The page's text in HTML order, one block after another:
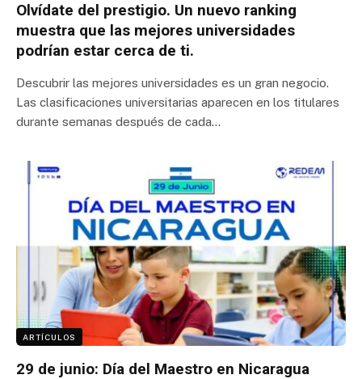
Olvídate del prestigio. Un nuevo ranking
muestra que las mejores universidades
podrían estar cerca de ti.
Descubrir las mejores universidades es un gran negocio.
Las clasificaciones universitarias aparecen en los titulares
durante semanas después de cada…
ARTÍCULOS
29 de junio: Día del Maestro en Nicaragua